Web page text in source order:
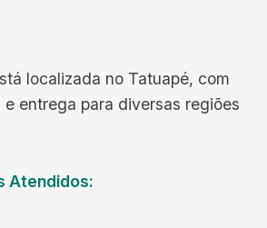
localizada no Tatuapé, com
entrega para diversas regiões
Atendidos: